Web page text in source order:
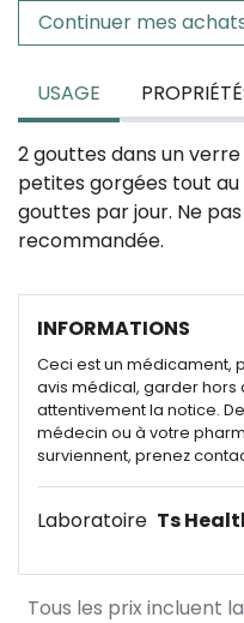
Continuer mes
USAGE
2 gouttes dans un
petites gorgées tout au
gouttes par jour. Ne
recommandée.
INFORMATIONS
Ceci est un médicament,
avis médical, garder hors
attentivement la notice.
médecin ou à votre
surviennent, prenez
Laboratoire Ts
Tous les prix incluent